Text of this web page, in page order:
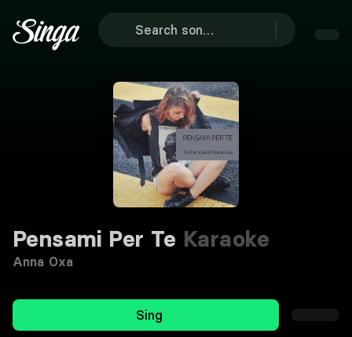
Pensami Per Te Karaoke
Anna Oxa
Sing